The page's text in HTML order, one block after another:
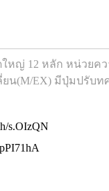
หญ่ 12 หลัก หน่วยค
(M/EX) มีปุ่มปรับทศนิ
s.OIzQN